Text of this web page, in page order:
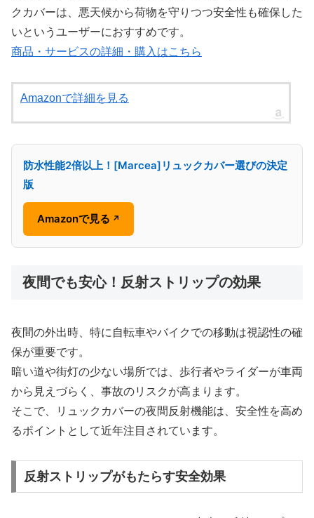
クカバーは、悪天候から荷物を守りつつ安全性も確保した
いというユーザーにおすすめです。
商品・サービスの詳細・購入はこちら
Amazonで詳細を見る
防水性能2倍以上！[Marcea]リュックカバー選びの決定
版
Amazonで見る ↗
夜間でも安心！反射ストリップの効果
夜間の外出時、特に自転車やバイクでの移動は視認性の確
保が重要です。
暗い道や街灯の少ない場所では、歩行者やライダーが車両
から見えづらく、事故のリスクが高まります。
そこで、リュックカバーの夜間反射機能は、安全性を高め
るポイントとして近年注目されています。
反射ストリップがもたらす安全効果